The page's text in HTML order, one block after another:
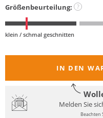
Größenbeurteilung: ?
klein / schmal geschnitten
IN DEN
Melden Sie
Beachten